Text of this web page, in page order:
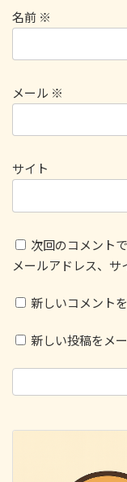
名前 ※
メール ※
サイト
次回のコメント
メールアドレス、サ
新しいコメント
新しい投稿をメ